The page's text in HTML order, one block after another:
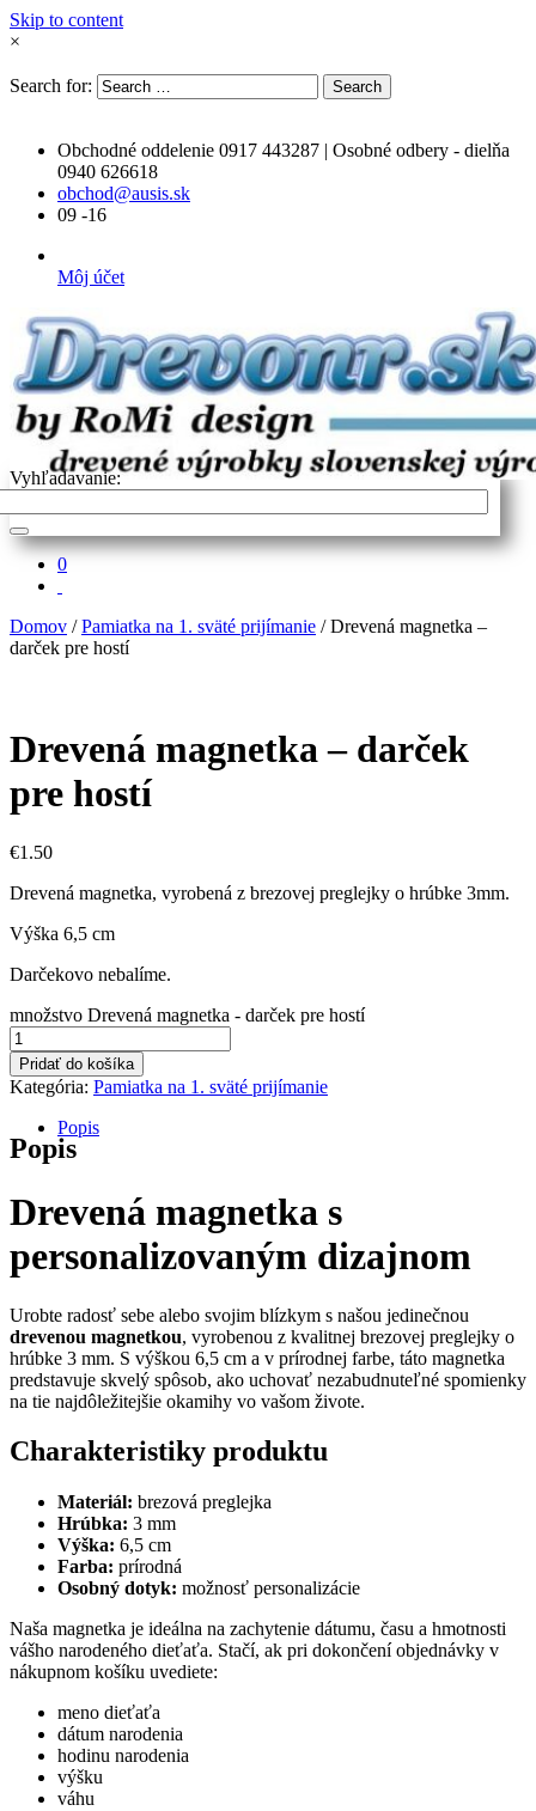
Skip to content
×
Search for: Search
Obchodné oddelenie 0917 443287 | Osobné odbery - dielňa
0940 626618
obchod@ausis.sk
09 -16
Môj účet
Vyhľadavanie:
0
Domov /Pamiatka na 1. sväté prijímanie / Drevená magnetka –
darček pre hostí
Drevená magnetka – darček
pre hostí
€1.50
Drevená magnetka, vyrobená z brezovej preglejky o hrúbke 3mm.
Výška 6,5 cm
Darčekovo nebalíme.
množstvo Drevená magnetka - darček pre hostí
Pridať do košíka
Kategória: Pamiatka na 1. sväté prijímanie
Popis
Popis
Drevená magnetka s
personalizovaným dizajnom
Urobte radosť sebe alebo svojim blízkym s našou jedinečnou
drevenou magnetkou, vyrobenou z kvalitnej brezovej preglejky o
hrúbke 3 mm. S výškou 6,5 cm a v prírodnej farbe, táto magnetka
predstavuje skvelý spôsob, ako uchovať nezabudnuteľné spomienky
na tie najdôležitejšie okamihy vo vašom živote.
Charakteristiky produktu
Materiál: brezová preglejka
Hrúbka: 3 mm
Výška: 6,5 cm
Farba: prírodná
Osobný dotyk: možnosť personalizácie
Naša magnetka je ideálna na zachytenie dátumu, času a hmotnosti
vášho narodeného dieťaťa. Stačí, ak pri dokončení objednávky v
nákupnom košíku uvediete:
meno dieťaťa
dátum narodenia
hodinu narodenia
výšku
váhu